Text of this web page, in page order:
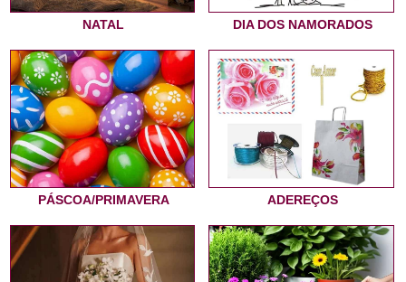
NATAL DIA DOS NAMORADOS
PÁSCOA/PRIMAVERA ADEREÇOS